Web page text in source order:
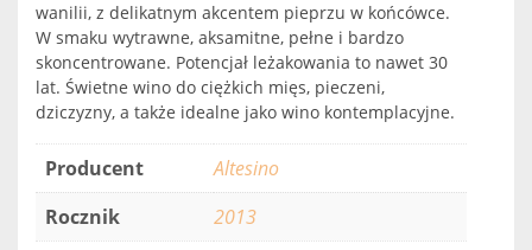
wanilii, z delikatnym akcentem pieprzu w końcówce.
W smaku wytrawne, aksamitne, pełne i bardzo
skoncentrowane. Potencjał leżakowania to nawet 30
lat. Świetne wino do ciężkich mięs, pieczeni,
dziczyzny, a także idealne jako wino kontemplacyjne.
Producent
Altesino
Rocznik
2013